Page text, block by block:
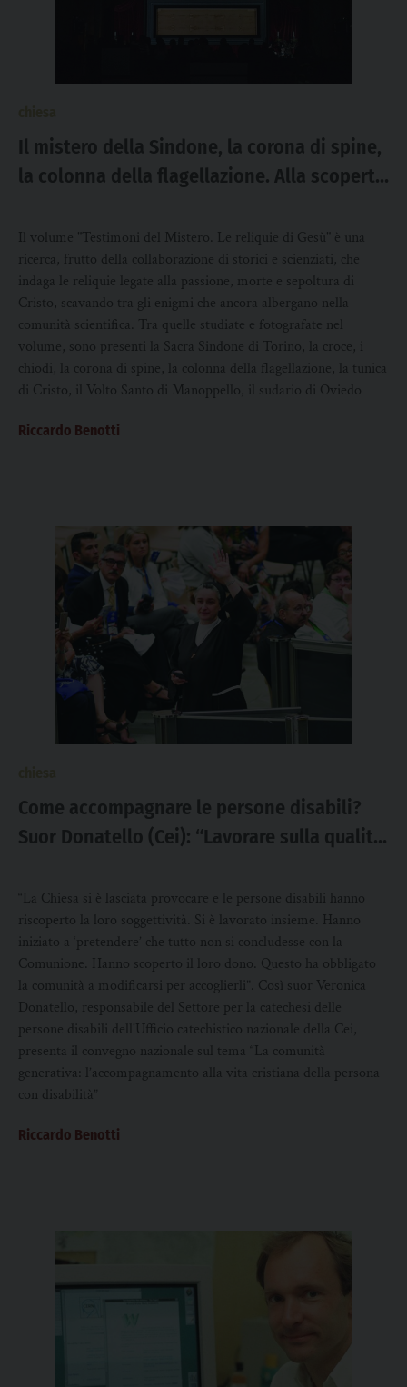
Il mistero della Sindone, la corona di spine,
la colonna della flagellazione. Alla scoperta
Il volume "Testimoni del Mistero. Le reliquie di Gesù" è una
ricerca, frutto della collaborazione di storici e scienziati, che
indaga le reliquie legate alla passione, morte e sepoltura di
Cristo, scavando tra gli enigmi che ancora albergano nella
comunità scientifica. Tra quelle studiate e fotografate nel
volume, sono presenti la Sacra Sindone di Torino, la croce, i
chiodi, la corona di spine, la colonna della flagellazione, la tunica
di Cristo, il Volto Santo di Manoppello, il sudario di Oviedo
Riccardo Benotti
Come accompagnare le persone disabili?
Suor Donatello (Cei): “Lavorare sulla qualità
Comunione”
“La Chiesa si è lasciata provocare e le persone disabili hanno
riscoperto la loro soggettività. Si è lavorato insieme. Hanno
iniziato a ‘pretendere’ che tutto non si concludesse con la
Comunione. Hanno scoperto il loro dono. Questo ha obbligato
la comunità a modificarsi per accoglierli”. Così suor Veronica
Donatello, responsabile del Settore per la catechesi delle
persone disabili dell'Ufficio catechistico nazionale della Cei,
presenta il convegno nazionale sul tema “La comunità
generativa: l’accompagnamento alla vita cristiana della persona
con disabilità”
Riccardo Benotti